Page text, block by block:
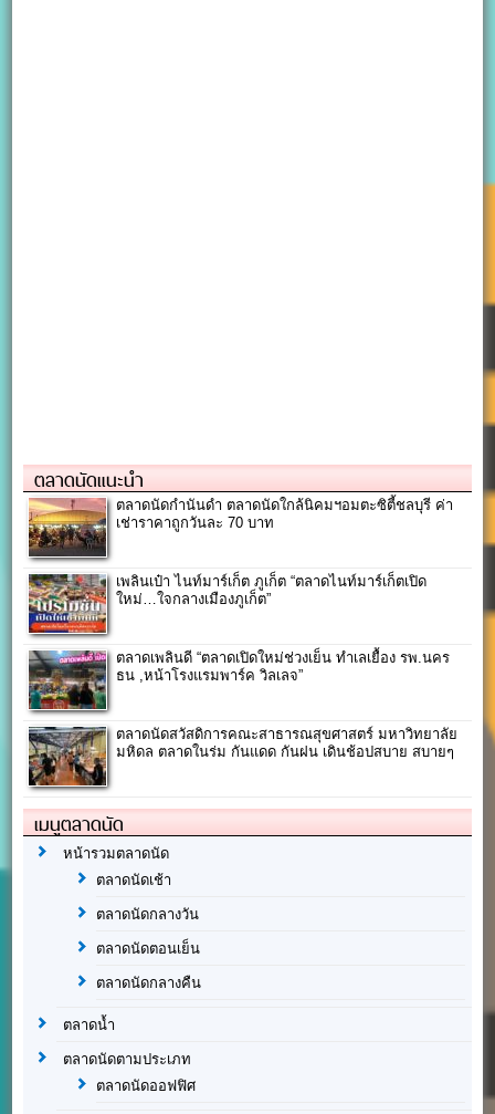
ตลาดนัดแนะนำ
ตลาดนัดกำนันดำ ตลาดนัดใกล้นิคมฯอมตะซิตี้ชลบุรี ค่า
เช่าราคาถูกวันละ 70 บาท
เพลินเป๋า ไนท์มาร์เก็ต ภูเก็ต “ตลาดไนท์มาร์เก็ตเปิด
ใหม่…ใจกลางเมืองภูเก็ต”
ตลาดเพลินดี “ตลาดเปิดใหม่ช่วงเย็น ทำเลเยื้อง รพ.นคร
ธน ,หน้าโรงแรมพาร์ค วิลเลจ”
ตลาดนัดสวัสดิการคณะสาธารณสุข​ศาสตร์​ มหาวิทยาลัย
มหิดล ตลาดในร่ม กันแดด กันฝน เดินช้อปสบาย สบายๆ
เมนูตลาดนัด
หน้ารวมตลาดนัด
ตลาดนัดเช้า
ตลาดนัดกลางวัน
ตลาดนัดตอนเย็น
ตลาดนัดกลางคืน
ตลาดน้ำ
ตลาดนัดตามประเภท
ตลาดนัดออฟฟิศ